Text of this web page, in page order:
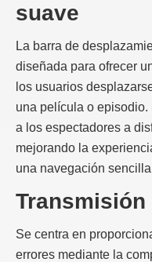
suave
La barra de
diseñada para ofrecer
los usuarios
una película o
a los espectadores a
mejorando la
una navegación
Se centra en
errores mediante la